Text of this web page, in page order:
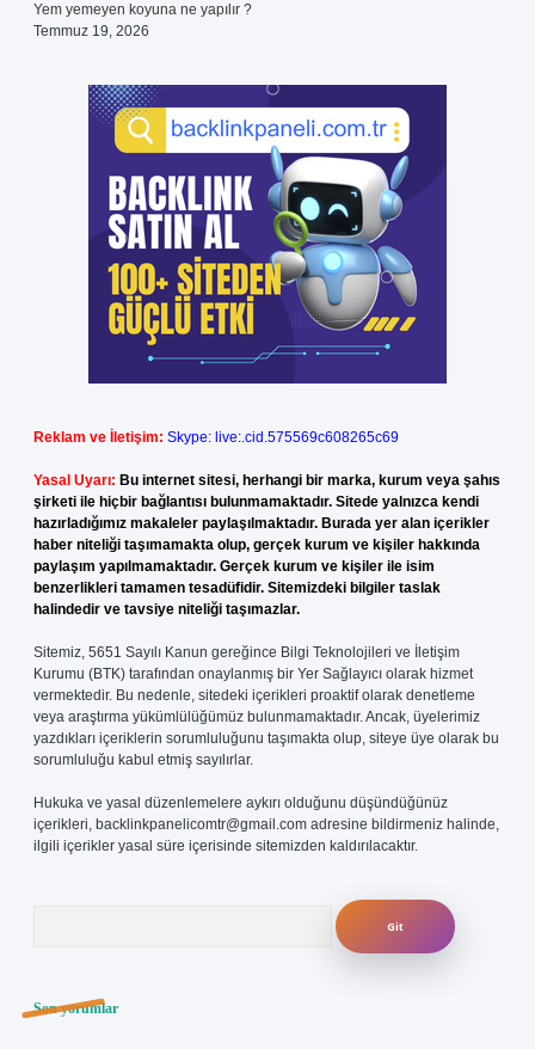
Yem yemeyen koyuna ne yapılır ?
Temmuz 19, 2026
Reklam ve İletişim: Skype: live:.cid.575569c608265c69
Yasal Uyarı: Bu internet sitesi, herhangi bir marka, kurum veya şahıs
şirketi ile hiçbir bağlantısı bulunmamaktadır. Sitede yalnızca kendi
hazırladığımız makaleler paylaşılmaktadır. Burada yer alan içerikler
haber niteliği taşımamakta olup, gerçek kurum ve kişiler hakkında
paylaşım yapılmamaktadır. Gerçek kurum ve kişiler ile isim
benzerlikleri tamamen tesadüfidir. Sitemizdeki bilgiler taslak
halindedir ve tavsiye niteliği taşımazlar.
Sitemiz, 5651 Sayılı Kanun gereğince Bilgi Teknolojileri ve İletişim
Kurumu (BTK) tarafından onaylanmış bir Yer Sağlayıcı olarak hizmet
vermektedir. Bu nedenle, sitedeki içerikleri proaktif olarak denetleme
veya araştırma yükümlülüğümüz bulunmamaktadır. Ancak, üyelerimiz
yazdıkları içeriklerin sorumluluğunu taşımakta olup, siteye üye olarak bu
sorumluluğu kabul etmiş sayılırlar.
Hukuka ve yasal düzenlemelere aykırı olduğunu düşündüğünüz
içerikleri, backlinkpanelicomtr@gmail.com adresine bildirmeniz halinde,
ilgili içerikler yasal süre içerisinde sitemizden kaldırılacaktır.
Son yorumlar